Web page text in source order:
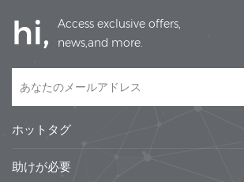
hi,
Access exclusive offers,
news,and more.
ホットタグ
助けが必要